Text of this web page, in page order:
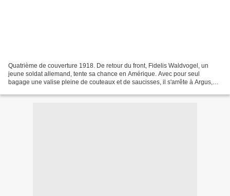
Quatrième de couverture 1918. De retour du front, Fidelis Waldvogel, un
jeune soldat allemand, tente sa chance en Amérique. Avec pour seul
bagage une valise pleine de couteaux et de saucisses, il s'arrête à Argus,